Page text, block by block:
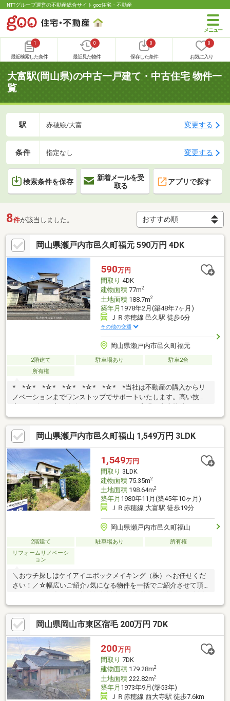
NTTグループ運営の不動産総合サイト goo住宅・不動産
1
最近検索した条件
0
最近見た物件
0
保存した条件
0
お気に入り
大富駅(岡山県)の中古一戸建て・中古住宅 物件一
覧
駅 赤穂線/大富 変更する
条件 指定なし 変更する
検索条件を保存
新着メールを受
取る
アプリで探す
8件が該当しました。
岡山県瀬戸内市邑久町福元 590万円 4DK
590万円
間取り 4DK
建物面積77m2
土地面積188.7m2
築年月 1978年2月(築48年7ヶ月)
ＪＲ赤穂線 邑久駅 徒歩6分
その他の交通
岡山県瀬戸内市邑久町福元
2階建て 駐車場あり
駐車2台
所有権
* *☆* *☆* *☆* *☆* *☆* *当社は不動産の購入からリ
ノベーションまでワンストップでサポートいたします。高い技術
ベ・リフォームで蘇らせます。物件購入費用とリノベ工事費用を
一緒にローンで組む提案も可能です。3Dモデリングでリフォーム
の完成予想図を立体的に表現。購入・買い替え・購入+リノベー
ションなど、お気軽にご相談ください！お問い合わせは【086-
250-9005】または資料請求・来場予約ボタンか
ら。 * *☆* *☆* *☆*
*☆* *☆* *
岡山県瀬戸内市邑久町福山 1,549万円 3LDK
1,549万円
間取り 3LDK
建物面積75.35m2
土地面積198.64m2
築年月 1980年11月(築45年10ヶ月)
ＪＲ赤穂線 大富駅 徒歩19分
岡山県瀬戸内市邑久町福山
2階建て 駐車場あり
所有権
リフォームリノベーシ
ョン
＼おウチ探しはケイアイエポックメイキング（株）へお任せくだ
さい！／☆幅広いご紹介♪気になる物件を一括でご紹介させて頂
します！☆土日平日夜でもご対応可能です！〇 ● 〇 30秒で来
場予約 〇 ● 〇 「資料請求」はオレンジのボタン（無
料）、「見学予約」は赤いボタン（無料）をクリック♪メールだけ
で内覧予約ができちゃいます！お気軽にお問い合わせください♪
岡山県岡山市東区宿毛 200万円 7DK
200万円
間取り 7DK
建物面積179.28m2
土地面積222.82m2
築年月 1973年9月(築53年)
ＪＲ赤穂線 西大寺駅 徒歩7.6km